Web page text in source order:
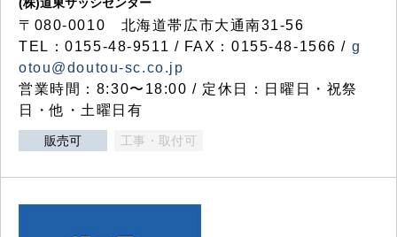
〒080-0010 北海道帯広市大通南31-56
TEL：0155-48-9511 / FAX：0155-48-1566 / g
otou@doutou-sc.co.jp
営業時間：8:30〜18:00 / 定休日：日曜日・祝祭
日・他・土曜日有
販売可 工事・取付可